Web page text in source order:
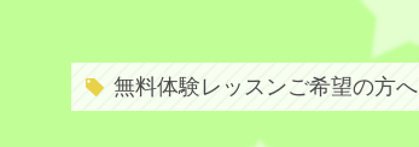
無料体験レッスンご希望の方へ